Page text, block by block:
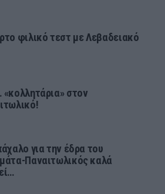
φιλικό τεστ με Λεβαδειακό
στον
για την έδρα του
Παναιτωλικός καλά